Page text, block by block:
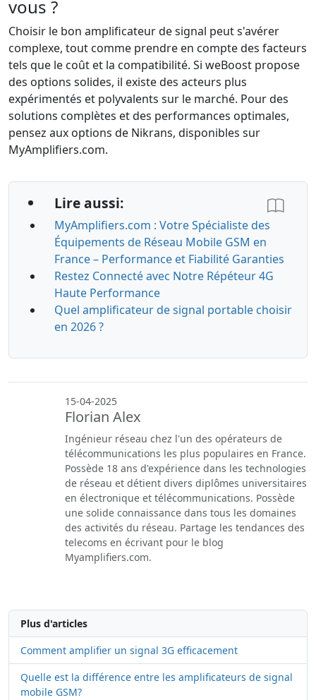
vous ?
Choisir le bon amplificateur de signal peut s'avérer
complexe, tout comme prendre en compte des facteurs
tels que le coût et la compatibilité. Si weBoost propose
des options solides, il existe des acteurs plus
expérimentés et polyvalents sur le marché. Pour des
solutions complètes et des performances optimales,
pensez aux options de Nikrans, disponibles sur
MyAmplifiers.com.
Lire aussi:
MyAmplifiers.com : Votre Spécialiste des
Équipements de Réseau Mobile GSM en
France – Performance et Fiabilité Garanties
Restez Connecté avec Notre Répéteur 4G
Haute Performance
Quel amplificateur de signal portable choisir
en 2026 ?
15-04-2025
Florian Alex
Ingénieur réseau chez l'un des opérateurs de
télécommunications les plus populaires en France.
Possède 18 ans d'expérience dans les technologies
de réseau et détient divers diplômes universitaires
en électronique et télécommunications. Possède
une solide connaissance dans tous les domaines
des activités du réseau. Partage les tendances des
telecoms en écrivant pour le blog
Myamplifiers.com.
Plus d'articles
Comment amplifier un signal 3G efficacement
Quelle est la différence entre les amplificateurs de signal
mobile GSM?